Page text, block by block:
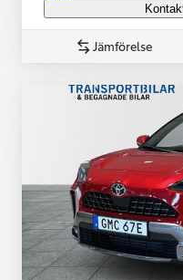
Jämförelse